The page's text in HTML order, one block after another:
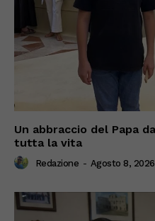
Un abbraccio del Papa
tutta la vita
Redazione - Agosto 8, 2026